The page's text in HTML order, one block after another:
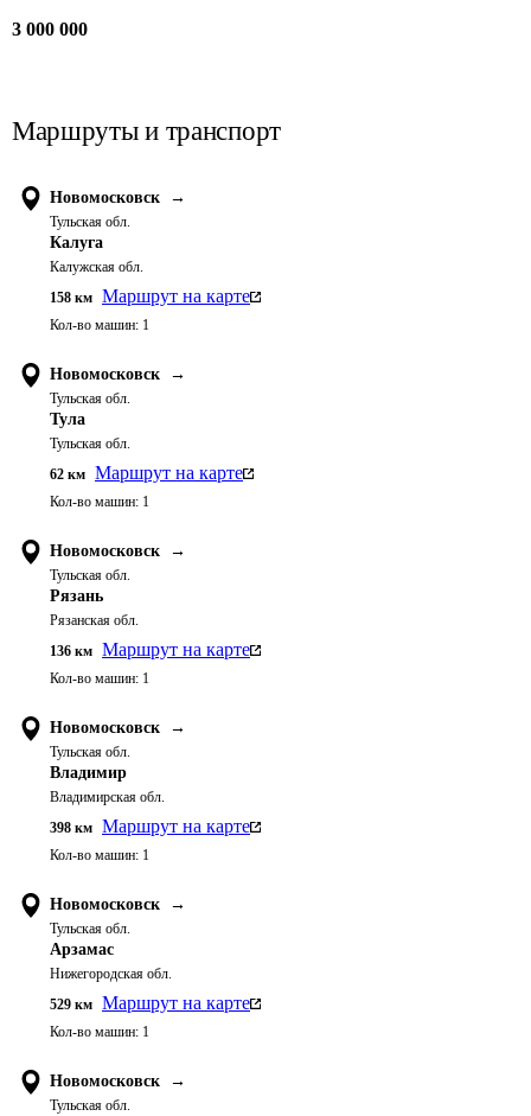
3 000 000
Маршруты и транспорт
Новомосковск →
Тульская обл.
Калуга
Калужская обл.
158 км Маршрут на карте
Кол-во машин: 1
Новомосковск →
Тульская обл.
Тула
Тульская обл.
62 км Маршрут на карте
Кол-во машин: 1
Новомосковск →
Тульская обл.
Рязань
Рязанская обл.
136 км Маршрут на карте
Кол-во машин: 1
Новомосковск →
Тульская обл.
Владимир
Владимирская обл.
398 км Маршрут на карте
Кол-во машин: 1
Новомосковск →
Тульская обл.
Арзамас
Нижегородская обл.
529 км Маршрут на карте
Кол-во машин: 1
Новомосковск →
Тульская обл.